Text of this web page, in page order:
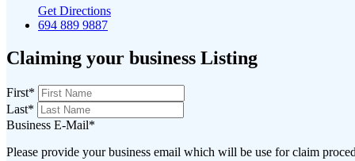
Get Directions
694 889 9887
Claiming your business Listing
First*
Last*
Business E-Mail*
Please provide your business email which will be use for claim